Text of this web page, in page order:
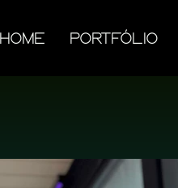
Home Portfólio